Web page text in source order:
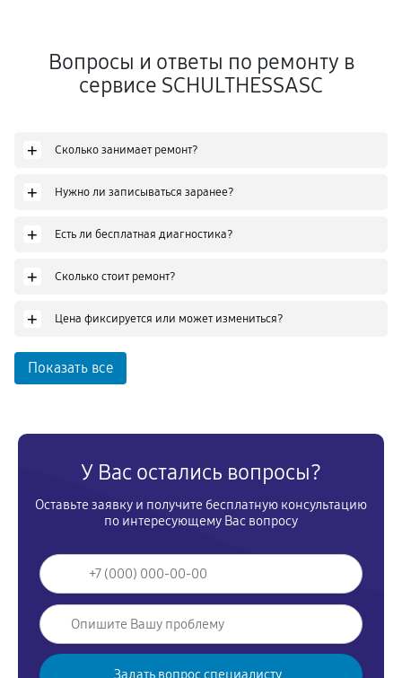
Вопросы и ответы по ремонту в
сервисе SCHULTHESSASC
+ Сколько занимает ремонт?
+ Нужно ли записываться заранее?
+ Есть ли бесплатная диагностика?
+ Сколько стоит ремонт?
+ Цена фиксируется или может измениться?
Показать все
У Вас остались вопросы?
Оставьте заявку и получите бесплатную консультацию
по интересующему Вас вопросу